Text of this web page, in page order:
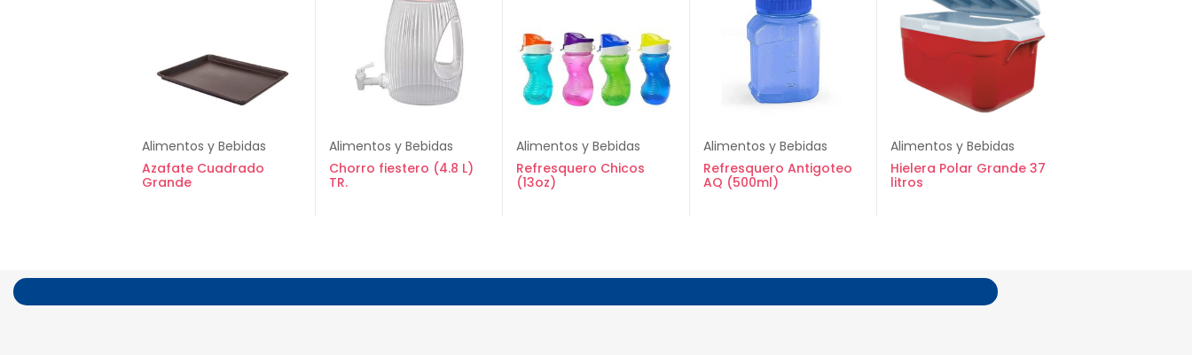
Alimentos y Bebidas
Azafate Cuadrado
Grande
Alimentos y Bebidas
Chorro fiestero (4.8 L)
TR.
Alimentos y Bebidas
Refresquero Chicos
(13oz)
Alimentos y Bebidas
Refresquero Antigoteo
AQ (500ml)
Alimentos y Bebidas
Hielera Polar Grande 37
litros